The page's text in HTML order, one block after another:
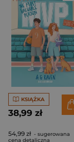
KSIĄŻKA
38,99 zł
54,99 zł - sugerowana
cena detaliczna